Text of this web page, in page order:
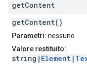
getContent
getContent()
Parametri: nessuno
Valore restituito:
string| Element |